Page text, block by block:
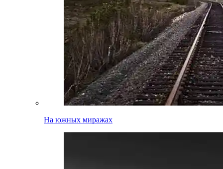
На южных миражах